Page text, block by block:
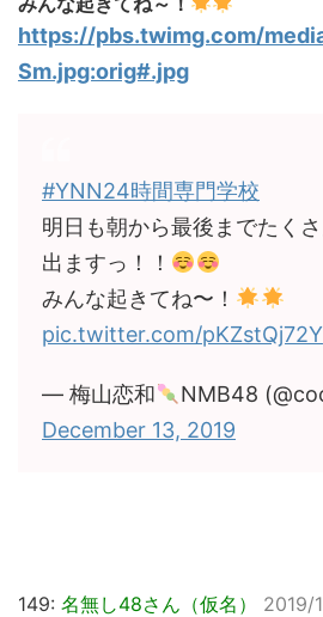
https://pbs.twimg.com/
Sm.jpg:orig#.jpg
#YNN24時間専門学校
明日も朝から最後までたく
出ますっ！！
みんな起きてね〜！
pic.twitter.com/pKZstQj72Y
— 梅山恋和
NMB48
December 13, 2019
149: 名無し48さん（仮名）
2019/